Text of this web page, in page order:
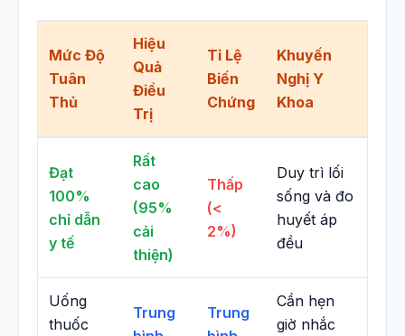
Mức Độ
Tuân
Thủ
Hiệu
Quả
Điều
Trị
Tỉ Lệ
Biến
Chứng
Khuyến
Nghị Y
Khoa
Đạt
100%
chỉ dẫn
y tế
Rất
cao
(95%
cải
thiện)
Thấp
(<
2%)
Duy trì lối
sống và đo
huyết áp
đều
Uống
thuốc
Trung
Trung
Cần hẹn
giờ nhắc